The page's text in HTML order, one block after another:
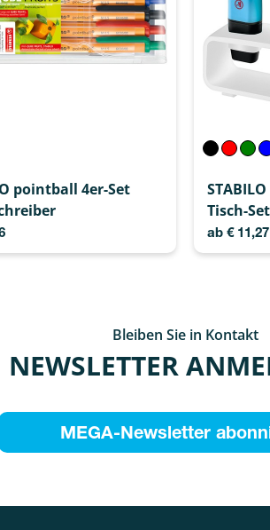
pointball 4er-Set
Tisch-
ab €11,27
Bleiben Sie in Kontakt
NEWSLETTER
MEGA-Newsletter